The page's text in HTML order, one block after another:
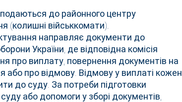
до районного центру
(колишні військкомати).
направляє документи до
України, де відповідна комісія
про виплату, повернення документів на
або про відмову. Відмову у виплаті кожен
до суду. За потреби підготовки
або допомоги у зборі документів,